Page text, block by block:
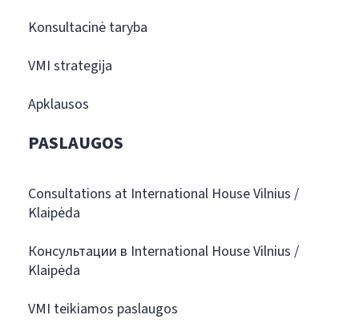
Konsultacinė taryba
VMI strategija
Apklausos
PASLAUGOS
Consultations at International House Vilnius /
Klaipėda
Консультации в International House Vilnius /
Klaipėda
VMI teikiamos paslaugos